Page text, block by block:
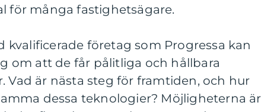
för många fastighetsägare.
kvalificerade företag som Progressa kan
om att de får pålitliga och hållbara
Vad är nästa steg för framtiden, och hur
dessa teknologier? Möjligheterna är